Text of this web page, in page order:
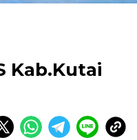
Kab.Kutai